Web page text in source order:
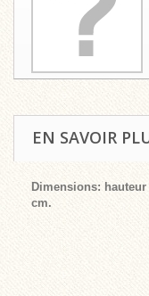
EN SAVOIR
Dimensions:
cm.